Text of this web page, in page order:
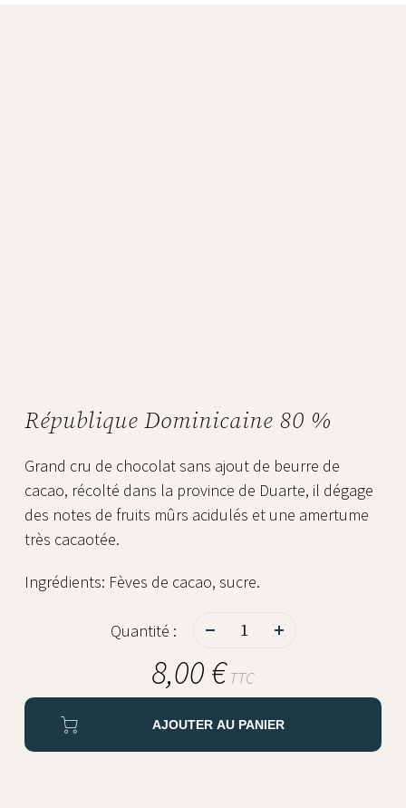
République Dominicaine 80 %
Grand cru de chocolat sans ajout de beurre de
cacao, récolté dans la province de Duarte, il dégage
des notes de fruits mûrs acidulés et une amertume
très cacaotée.
Ingrédients: Fèves de cacao, sucre.
Quantité :
-
8,00 € TTC
AJOUTER AU PANIER